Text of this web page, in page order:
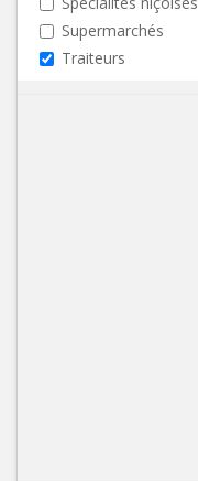
Supermarchés
Traiteurs